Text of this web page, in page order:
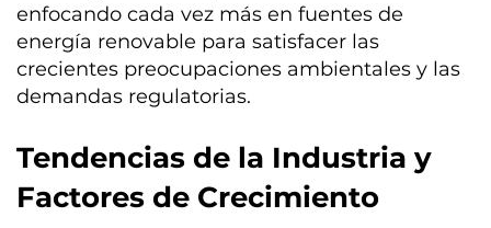
enfocando cada vez más en fuentes de
energía renovable para satisfacer las
crecientes preocupaciones ambientales y las
demandas regulatorias.
Tendencias de la Industria y
Factores de Crecimiento